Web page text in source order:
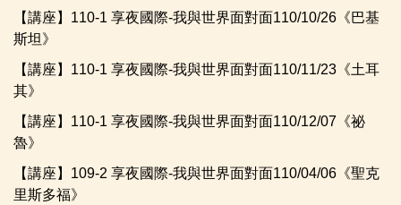
【講座】110-1 享夜國際-我與世界面對面110/10/26《巴基
斯坦》
【講座】110-1 享夜國際-我與世界面對面110/11/23《土耳
其》
【講座】110-1 享夜國際-我與世界面對面110/12/07《祕
魯》
【講座】109-2 享夜國際-我與世界面對面110/04/06《聖克
里斯多福》